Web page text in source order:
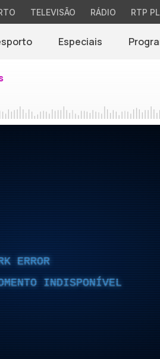
TELEVISÃO RÁDIO RTP
Especiais
ERROR
INDISPONÍVEL